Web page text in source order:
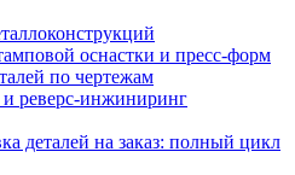
оснастки и пресс-форм
по чертежам
реверс-инжиниринг
деталей на заказ: полный цикл